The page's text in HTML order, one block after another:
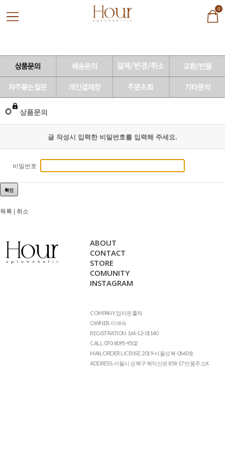
0
상품문의
글 작성시 입력한 비밀번호를 입력해 주세요.
비밀번호
확인
목록 | 취소
ABOUT
CONTACT
STORE
COMUNITY
INSTAGRAM
COMPANY. 업타운홀릭
OWNER. 이애숙
REGISTRATION. 164-12-01140
CALL. 070-8095-9502
MAIL ORDER LICENSE. 2019-서울성북-0660호
ADDRESS. 서울시 성북구 북악산로 854-17 반품주소X